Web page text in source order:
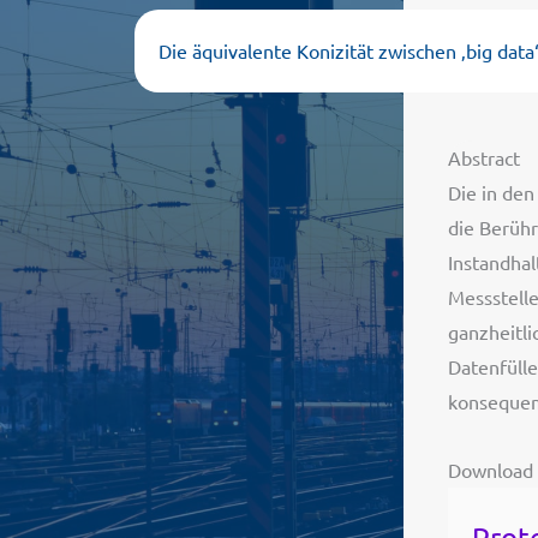
Die äquivalente Konizität zwischen ‚big
Abstract
Die in
die
Download